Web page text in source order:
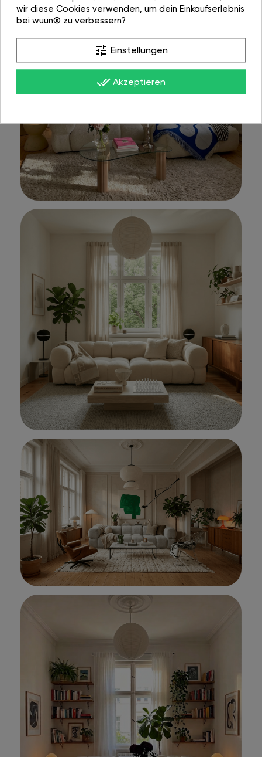
wir diese Cookies verwenden, um dein Einkaufserlebnis
bei wuun® zu verbessern?
tune Einstellungen
done_all Akzeptieren